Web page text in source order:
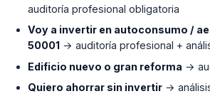
auditoría profesional obligatoria
Voy a invertir en autoconsumo /
50001→ auditoría profesional +
Edificio nuevo o gran reforma →
Quiero ahorrar sin invertir→